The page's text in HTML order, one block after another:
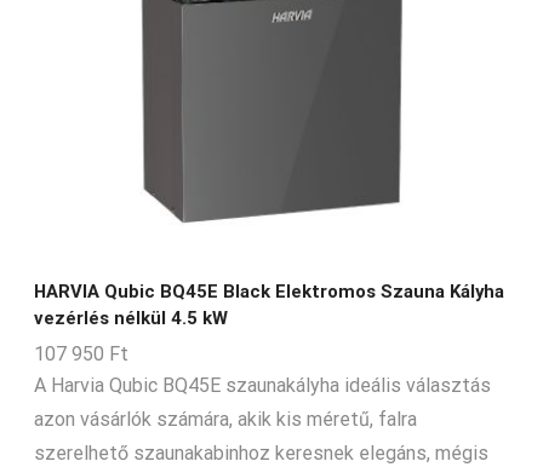
HARVIA Qubic BQ45E Black Elektromos Szauna Kályha
vezérlés nélkül 4.5 kW
107 950 Ft
A Harvia Qubic BQ45E szaunakályha ideális választás
azon vásárlók számára, akik kis méretű, falra
szerelhető szaunakabinhoz keresnek elegáns, mégis